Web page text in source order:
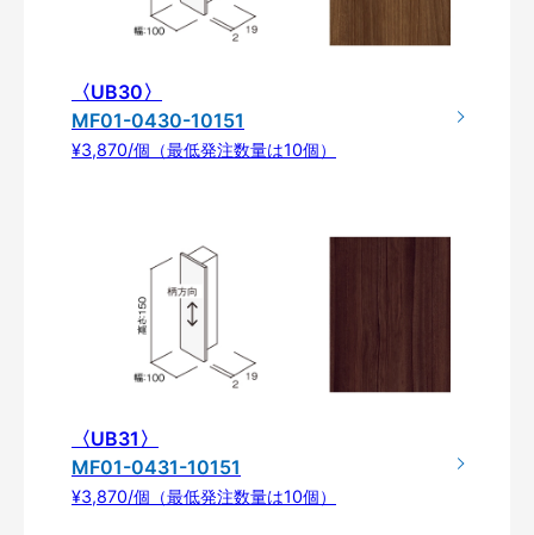
〈UB30〉
MF01-0430-10151
¥3,870/個（最低発注数量は10個）
〈UB31〉
MF01-0431-10151
¥3,870/個（最低発注数量は10個）